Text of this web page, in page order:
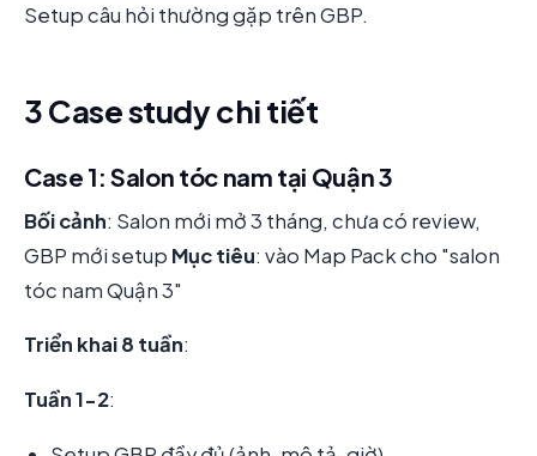
Setup câu hỏi thường gặp trên GBP.
3 Case study chi tiết
Case 1: Salon tóc nam tại Quận 3
Bối cảnh: Salon mới mở 3 tháng, chưa có review,
GBP mới setup Mục tiêu: vào Map Pack cho "salon
tóc nam Quận 3"
Triển khai 8 tuần:
Tuần 1-2: